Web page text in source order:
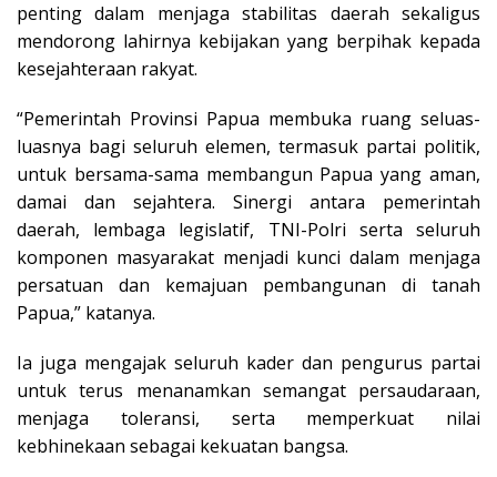
penting dalam menjaga stabilitas daerah sekaligus
mendorong lahirnya kebijakan yang berpihak kepada
kesejahteraan rakyat.
“Pemerintah Provinsi Papua membuka ruang seluas-
luasnya bagi seluruh elemen, termasuk partai politik,
untuk bersama-sama membangun Papua yang aman,
damai dan sejahtera. Sinergi antara pemerintah
daerah, lembaga legislatif, TNI-Polri serta seluruh
komponen masyarakat menjadi kunci dalam menjaga
persatuan dan kemajuan pembangunan di tanah
Papua,” katanya.
Ia juga mengajak seluruh kader dan pengurus partai
untuk terus menanamkan semangat persaudaraan,
menjaga toleransi, serta memperkuat nilai
kebhinekaan sebagai kekuatan bangsa.